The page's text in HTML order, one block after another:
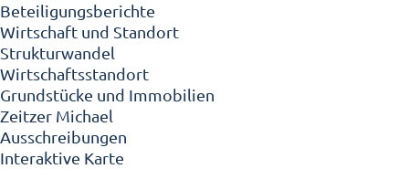
Beteiligungsberichte
Wirtschaft und Standort
Strukturwandel
Wirtschaftsstandort
Grundstücke und Immobilien
Zeitzer Michael
Ausschreibungen
Interaktive Karte